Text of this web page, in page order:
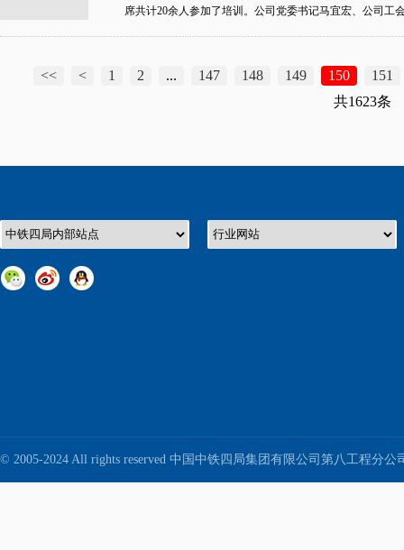
席共计20余人参加了培训。公司党委书记马宜宏、公司工
<< < 1 2 ... 147 148 149 150
151
共1623条
© 2005-2024 All rights reserved 中国中铁四局集团有限公司第八工程分